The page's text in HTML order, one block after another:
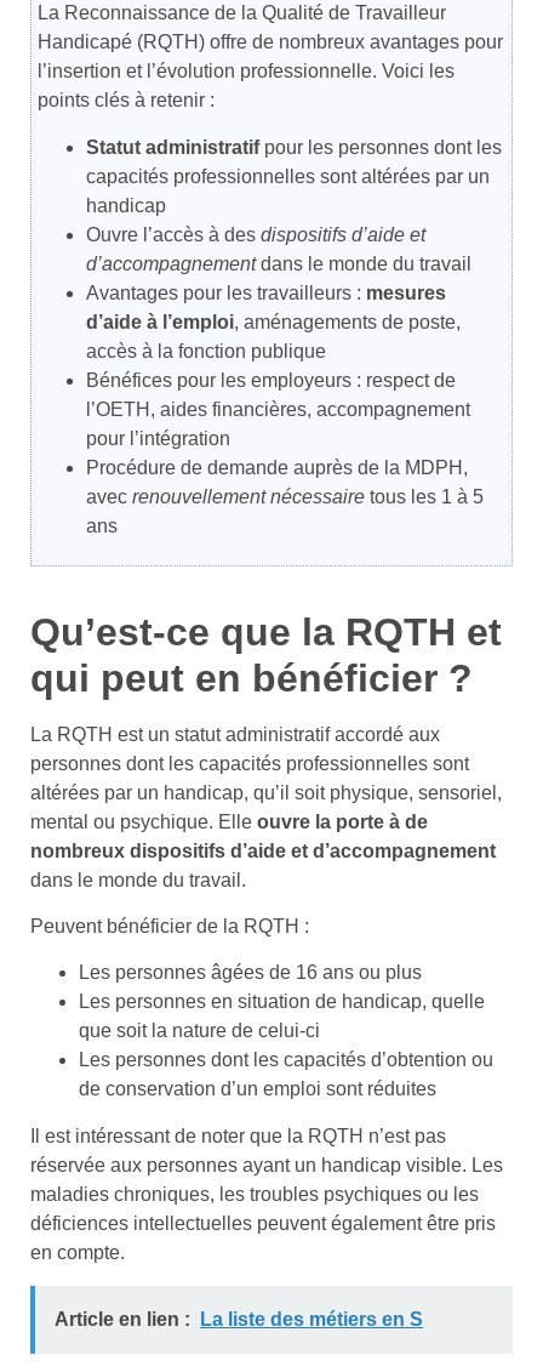
La Reconnaissance de la Qualité de Travailleur
Handicapé (RQTH) offre de nombreux avantages pour
l’insertion et l’évolution professionnelle. Voici les
points clés à retenir :
Statut administratifpour les personnes dont les
capacités professionnelles sont altérées par un
handicap
Ouvre l’accès à des dispositifs d’aide et
d’accompagnementdans le monde du travail
Avantages pour les travailleurs : mesures
d’aide à l’emploi, aménagements de poste,
accès à la fonction publique
Bénéfices pour les employeurs : respect de
l’OETH, aides financières, accompagnement
pour l’intégration
Procédure de demande auprès de la MDPH,
avec renouvellement nécessaire tous les 1 à 5
ans
Qu’est-ce que la RQTH et
qui peut en bénéficier ?
La RQTH est un statut administratif accordé aux
personnes dont les capacités professionnelles sont
altérées par un handicap, qu’il soit physique, sensoriel,
mental ou psychique. Elle ouvre la porte à de
nombreux dispositifs d’aide et d’accompagnement
dans le monde du travail.
Peuvent bénéficier de la RQTH :
Les personnes âgées de 16 ans ou plus
Les personnes en situation de handicap, quelle
que soit la nature de celui-ci
Les personnes dont les capacités d’obtention ou
de conservation d’un emploi sont réduites
Il est intéressant de noter que la RQTH n’est pas
réservée aux personnes ayant un handicap visible. Les
maladies chroniques, les troubles psychiques ou les
déficiences intellectuelles peuvent également être pris
en compte.
Article en lien : La liste des métiers en S